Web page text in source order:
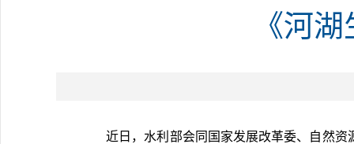
《河
	近日，水利部会同国家发展改革委、自然资源部、生态环境部、国务院国资委、国家能源局联合印发了《河湖生态流量管理办法（试行）》（水资管〔2025〕151号，以